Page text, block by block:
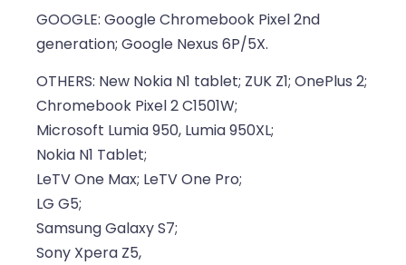
GOOGLE: Google Chromebook Pixel 2nd
generation; Google Nexus 6P/5X.
OTHERS: New Nokia N1 tablet; ZUK Z1; OnePlus 2;
Chromebook Pixel 2 C1501W;
Microsoft Lumia 950, Lumia 950XL;
Nokia N1 Tablet;
LeTV One Max; LeTV One Pro;
LG G5;
Samsung Galaxy S7;
Sony Xpera Z5,